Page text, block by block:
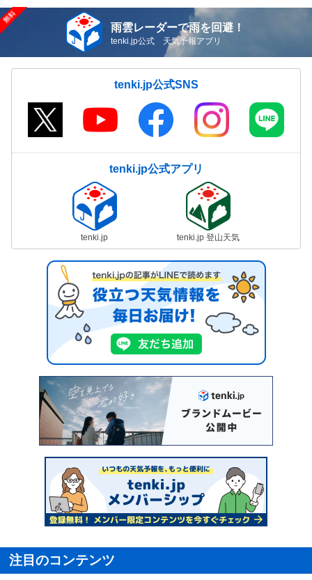
雨雲レーダーで雨を回避！
tenki.jp公式 天気予報アプリ
tenki.jp公式SNS
tenki.jp公式アプリ
tenki.jp tenki.jp 登山天気
注目のコンテンツ